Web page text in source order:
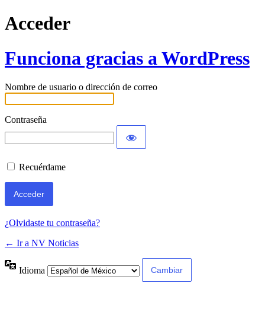
Acceder
Funciona gracias a WordPress
Nombre de usuario o dirección de correo
Contraseña
Recuérdame
¿Olvidaste tu contraseña?
← Ir a NV Noticias
Idioma